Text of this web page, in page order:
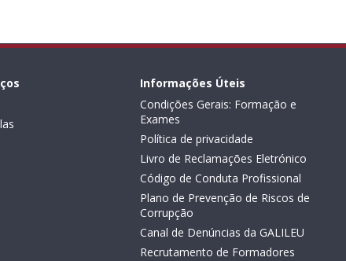
Informações Úteis
Condições Gerais: Formação e
Exames
Política de privacidade
Livro de Reclamações Eletrónico
Código de Conduta Profissional
Plano de Prevenção de Riscos de
Corrupção
Canal de Denúncias da GALILEU
Recrutamento de Formadores